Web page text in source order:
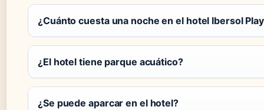
¿Cuánto cuesta una noche en el hotel Ibersol
¿El hotel tiene parque acuático?
¿Se puede aparcar en el hotel?